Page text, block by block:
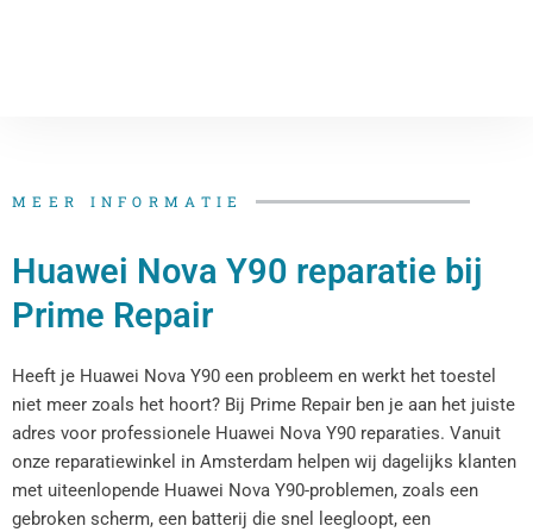
MEER INFORMATIE
Huawei Nova Y90 reparatie bij
Prime Repair
Heeft je Huawei Nova Y90 een probleem en werkt het toestel
niet meer zoals het hoort? Bij Prime Repair ben je aan het juiste
adres voor professionele Huawei Nova Y90 reparaties. Vanuit
onze reparatiewinkel in Amsterdam helpen wij dagelijks klanten
met uiteenlopende Huawei Nova Y90-problemen, zoals een
gebroken scherm, een batterij die snel leegloopt, een